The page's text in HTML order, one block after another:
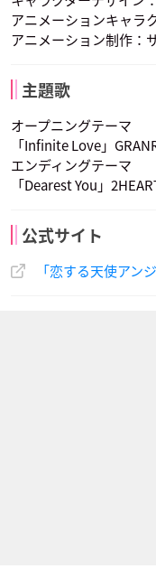
結城比呂
ルヴァ
神鳥の先代女王
声優：神奈延年
アニメーションキャラ
アニメーション制作：
主題歌
オープニングテーマ
「Infinite Love」
エンディングテーマ
「Dearest You」
公式サイト
「恋する天使アン